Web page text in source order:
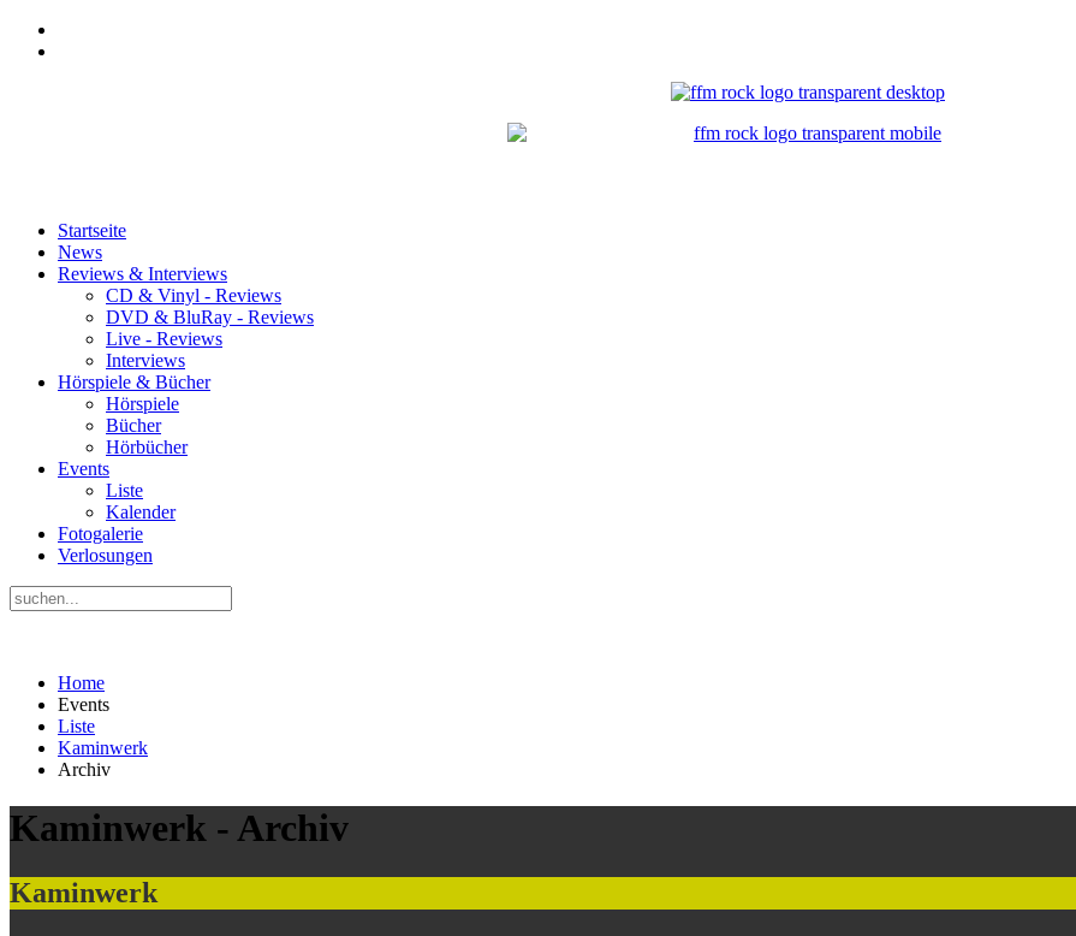
Startseite
News
Reviews & Interviews
CD & Vinyl - Reviews
DVD & BluRay - Reviews
Live - Reviews
Interviews
Hörspiele & Bücher
Hörspiele
Bücher
Hörbücher
Events
Liste
Kalender
Fotogalerie
Verlosungen
Home
Events
Liste
Kaminwerk
Archiv
Kaminwerk - Archiv
Kaminwerk